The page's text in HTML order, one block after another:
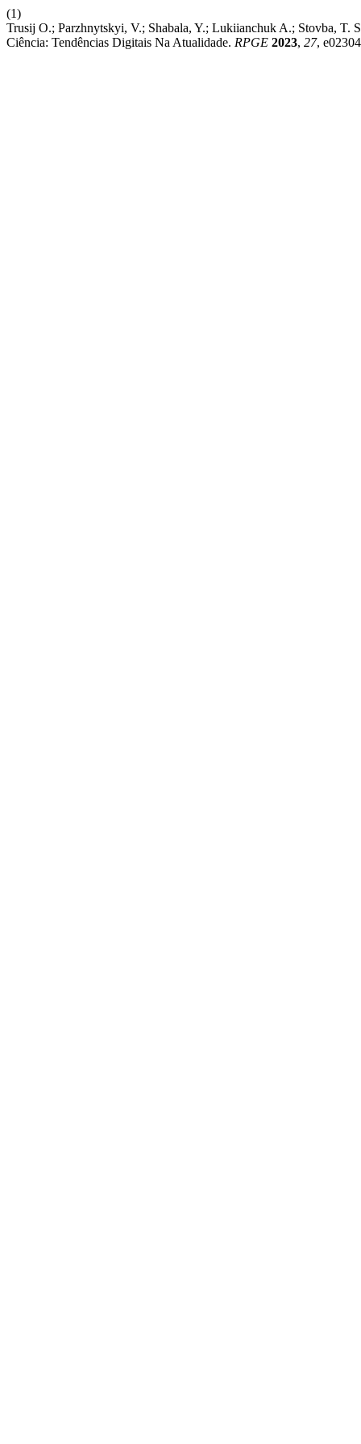
(1)
Trusij О.; Parzhnytskyi, V.; Shabala, Y.; Lukіianchuk A.; Stovba, T.
Ciência: Tendências Digitais Na Atualidade. RPGE 2023, 27,